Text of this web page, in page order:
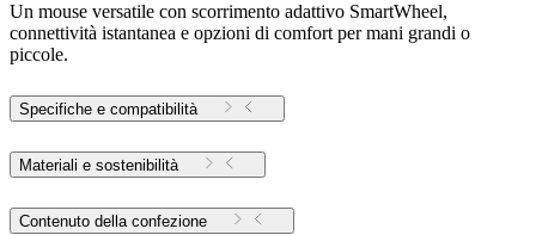
Un mouse versatile con scorrimento adattivo SmartWheel,
connettività istantanea e opzioni di comfort per mani grandi o
piccole.
Specifiche e compatibilità
Materiali e sostenibilità
Contenuto della confezione